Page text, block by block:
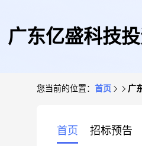
广东亿盛科技
您当前的位置： 首页 广
首页 招标预告